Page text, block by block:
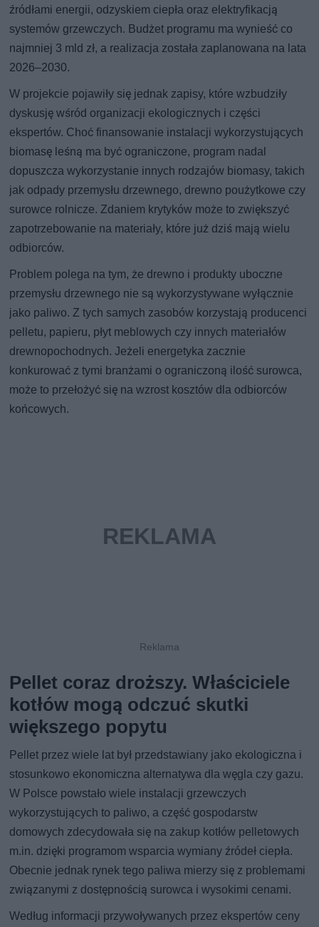
źródłami energii, odzyskiem ciepła oraz elektryfikacją
systemów grzewczych. Budżet programu ma wynieść co
najmniej 3 mld zł, a realizacja została zaplanowana na lata
2026–2030.
W projekcie pojawiły się jednak zapisy, które wzbudziły
dyskusję wśród organizacji ekologicznych i części
ekspertów. Choć finansowanie instalacji wykorzystujących
biomasę leśną ma być ograniczone, program nadal
dopuszcza wykorzystanie innych rodzajów biomasy, takich
jak odpady przemysłu drzewnego, drewno poużytkowe czy
surowce rolnicze. Zdaniem krytyków może to zwiększyć
zapotrzebowanie na materiały, które już dziś mają wielu
odbiorców.
Problem polega na tym, że drewno i produkty uboczne
przemysłu drzewnego nie są wykorzystywane wyłącznie
jako paliwo. Z tych samych zasobów korzystają producenci
pelletu, papieru, płyt meblowych czy innych materiałów
drewnopochodnych. Jeżeli energetyka zacznie
konkurować z tymi branżami o ograniczoną ilość surowca,
może to przełożyć się na wzrost kosztów dla odbiorców
końcowych.
Pellet coraz droższy. Właściciele
kotłów mogą odczuć skutki
większego popytu
Pellet przez wiele lat był przedstawiany jako ekologiczna i
stosunkowo ekonomiczna alternatywa dla węgla czy gazu.
W Polsce powstało wiele instalacji grzewczych
wykorzystujących to paliwo, a część gospodarstw
domowych zdecydowała się na zakup kotłów pelletowych
m.in. dzięki programom wsparcia wymiany źródeł ciepła.
Obecnie jednak rynek tego paliwa mierzy się z problemami
związanymi z dostępnością surowca i wysokimi cenami.
Według informacji przywoływanych przez ekspertów ceny